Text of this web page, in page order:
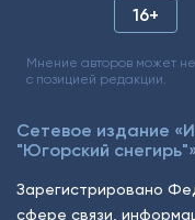
16+
Мнение авторов может
с позицией редакции.
Сетевое издание
"Югорский снегирь"»
Зарегистрировано
сфере связи,